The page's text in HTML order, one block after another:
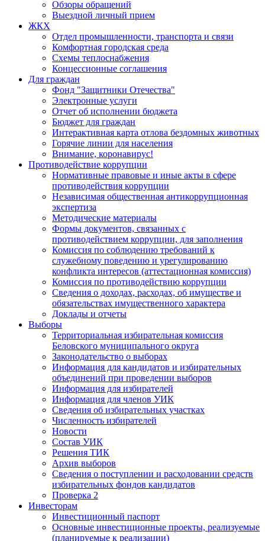
Обзоры обращений
Выездной личный прием
ЖКХ
Отдел промышленности, транспорта и связи
Комфортная городская среда
Схемы теплоснабжения
Концессионные соглашения
Для граждан
Фонд "Защитники Отечества"
Электронные услуги
Отчет об исполнении бюджета
Бюджет для граждан
Интерактивная карта отлова бездомных животных
Горячие линии для населения
Внимание, коронавирус!
Противодействие коррупции
Нормативные правовые и иные акты в сфере
противодействия коррупции
Независимая общественная антикоррупционная
экспертиза
Методические материалы
Формы документов, связанных с
противодействием коррупции, для заполнения
Комиссия по соблюдению требований к
служебному поведению и урегулированию
конфликта интересов (аттестационная комиссия)
Комиссия по противодействию коррупции
Сведения о доходах, расходах, об имуществе и
обязательствах имущественного характера
Доклады и отчеты
Выборы
Территориальная избирательная комиссия
Беловского муниципального округа
Законодательство о выборах
Информация для кандидатов и избирательных
объединений при проведении выборов
Информация для избирателей
Информация для членов УИК
Сведения об избирательных участках
Численность избирателей
Новости
Состав УИК
Решения ТИК
Архив выборов
Сведения о поступлении и расходовании средств
избирательных фондов кандидатов
Проверка 2
Инвесторам
Инвестиционный паспорт
Основные инвестиционные проекты, реализуемые
(планируемые к реализации)